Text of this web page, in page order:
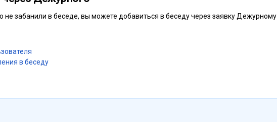
не забанили в беседе, вы можете добавиться в беседу через заявку Дежурному
в беседу